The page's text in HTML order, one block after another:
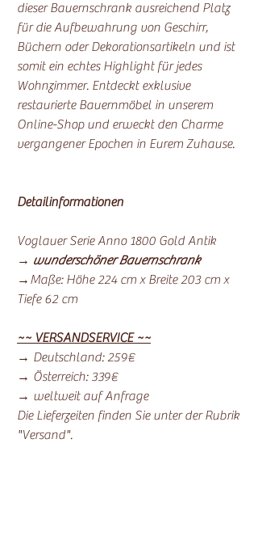
dieser Bauernschrank ausreichend Platz
für die Aufbewahrung von Geschirr,
Büchern oder Dekorationsartikeln und ist
somit ein echtes Highlight für jedes
Wohnzimmer. Entdeckt exklusive
restaurierte Bauernmöbel in unserem
Online-Shop und erweckt den Charme
vergangener Epochen in Eurem Zuhause.
Detailinformationen
Voglauer Serie Anno 1800 Gold Antik
→ wunderschöner Bauernschrank
→Maße: Höhe 224 cm x Breite 203 cm x
Tiefe 62 cm
~~ VERSANDSERVICE ~~
→ Deutschland: 259€
→ Österreich: 339€
→ weltweit auf Anfrage
Die Lieferzeiten finden Sie unter der Rubrik
"Versand".